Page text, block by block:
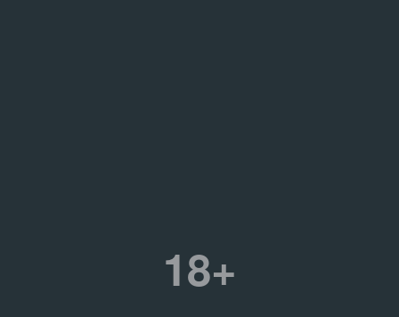
18+